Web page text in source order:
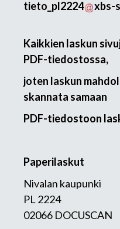
tieto_pl2224
xbs-
Kaikkien laskun
PDF-tiedostossa,
joten laskun
skannata samaan
PDF-tiedostoon
Paperilaskut
Nivalan kaupunki
PL 2224
02066 DOCUSCAN